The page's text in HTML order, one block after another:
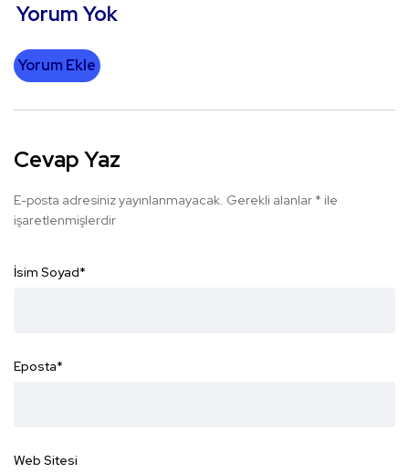
Yorum Yok
Yorum Ekle
Cevap Yaz
E-posta adresiniz yayınlanmayacak. Gerekli alanlar * ile
işaretlenmişlerdir
İsim Soyad*
Eposta*
Web Sitesi